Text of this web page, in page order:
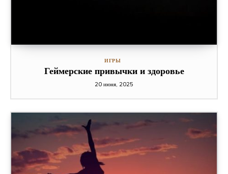
ИГРЫ
Геймерские привычки и здоровье
20 июня, 2025